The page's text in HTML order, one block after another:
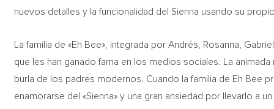
nuevos detalles y la funcionalidad del Sienna usando su
La familia de «Eh Bee», integrada por Andrés, Rosanna,
que les han ganado fama en los medios sociales. La
burla de los padres modernos. Cuando la familia de Eh Bee
enamorarse del «Sienna» y una gran ansiedad por llevarlo a